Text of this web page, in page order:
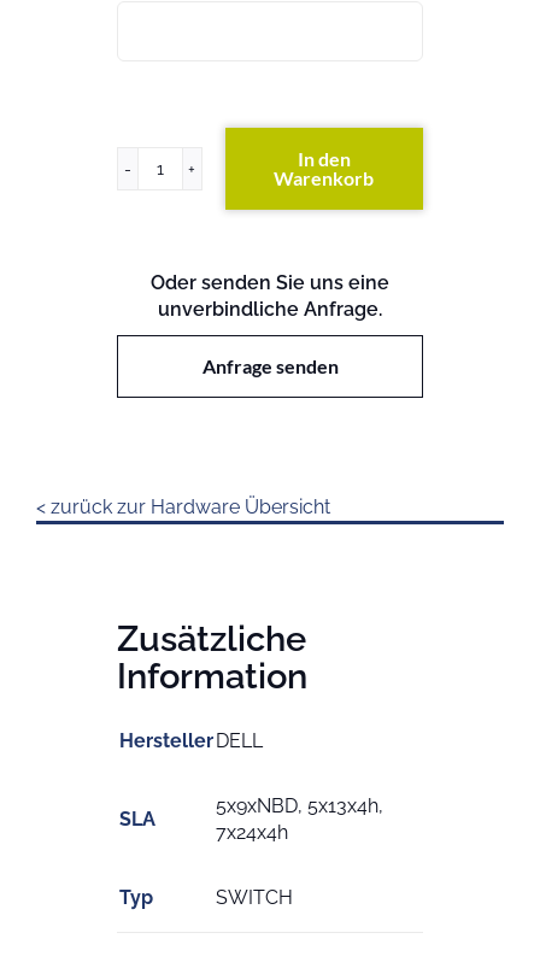
PowerConnect
In den
Warenkorb
Oder senden Sie uns eine
unverbindliche Anfrage.
Anfrage senden
< zurück zur Hardware Übersicht
Zusätzliche
Information
HerstellerDELL
SLA
5x9xNBD, 5x13x4h,
7x24x4h
Typ SWITCH